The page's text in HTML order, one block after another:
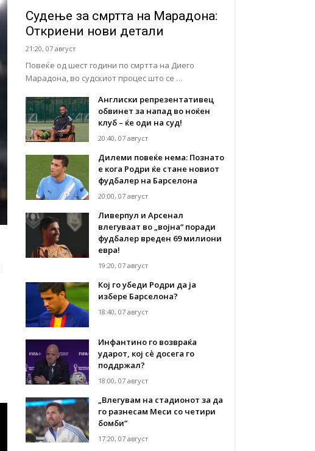
Судење за смртта на Марадона:
Откриени нови детали
21:20, 07 август
Повеќе од шест години по смртта на Диего
Марадона, во судскиот процес што се …
Англиски репрезентативец
обвинет за напад во ноќен
клуб – ќе оди на суд!
20:40, 07 август
Дилеми повеќе нема: Познато
е кога Родри ќе стане новиот
фудбалер на Барселона
20:00, 07 август
Ливерпул и Арсенал
влегуваат во „војна“ поради
фудбалер вреден 69 милиони
евра!
19:20, 07 август
Кој го убеди Родри да ја
избере Барселона?
18:40, 07 август
Инфантино го возвраќа
ударот, кој сè досега го
поддржал?
18:00, 07 август
„Влегувам на стадионот за да
го разнесам Меси со четири
бомби“
17:20, 07 август